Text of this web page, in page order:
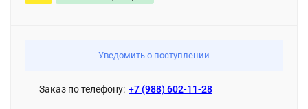
Уведомить о поступлении
Заказ по телефону: +7 (988) 602-11-28